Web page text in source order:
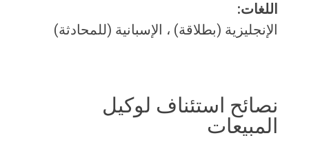
اللغات:
الإنجليزية (بطلاقة) ، الإسبانية (للمحادثة)
نصائح استئناف لوكيل
المبيعات